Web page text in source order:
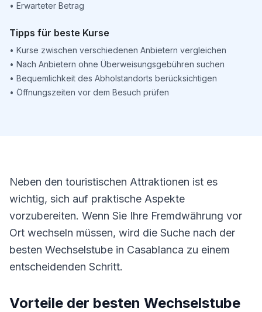
• Erwarteter Betrag
Tipps für beste Kurse
• Kurse zwischen verschiedenen Anbietern vergleichen
• Nach Anbietern ohne Überweisungsgebühren suchen
• Bequemlichkeit des Abholstandorts berücksichtigen
• Öffnungszeiten vor dem Besuch prüfen
Neben den touristischen Attraktionen ist es
wichtig, sich auf praktische Aspekte
vorzubereiten. Wenn Sie Ihre Fremdwährung vor
Ort wechseln müssen, wird die Suche nach der
besten Wechselstube in Casablanca zu einem
entscheidenden Schritt.
Vorteile der besten Wechselstube